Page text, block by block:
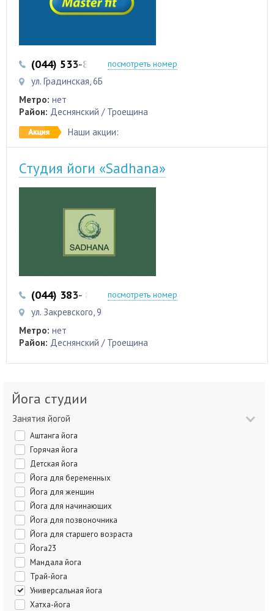
(044) 533-87-87 (044) 353-12-00
посмотреть номер
ул. Градинская, 6Б
Метро: нет
Район: Деснянский / Троещина
Наши акции:
Студия йоги «Sadhana»
(044) 383- 84-01 (093) 700-55-95
посмотреть номер
ул. Закревского, 9
Метро: нет
Район: Деснянский / Троещина
Йога студии
Занятия йогой
Аштанга йога
Горячая йога
Детская йога
Йога для беременных
Йога для женщин
Йога для начинающих
Йога для позвоночника
Йога для старшего возраста
Йога23
Мандала йога
Трай-йога
Универсальная йога
Хатха-йога